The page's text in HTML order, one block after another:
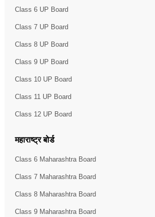
Class 6 UP Board
Class 7 UP Board
Class 8 UP Board
Class 9 UP Board
Class 10 UP Board
Class 11 UP Board
Class 12 UP Board
महाराष्ट्र बोर्ड
Class 6 Maharashtra Board
Class 7 Maharashtra Board
Class 8 Maharashtra Board
Class 9 Maharashtra Board